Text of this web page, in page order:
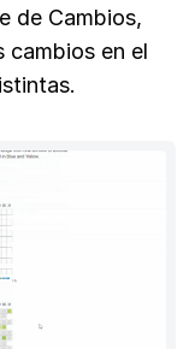
de Cambios,
cambios en el